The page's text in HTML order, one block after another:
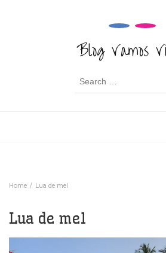
Blog Vamos
Search
for:
Home Lua de mel
Lua de mel